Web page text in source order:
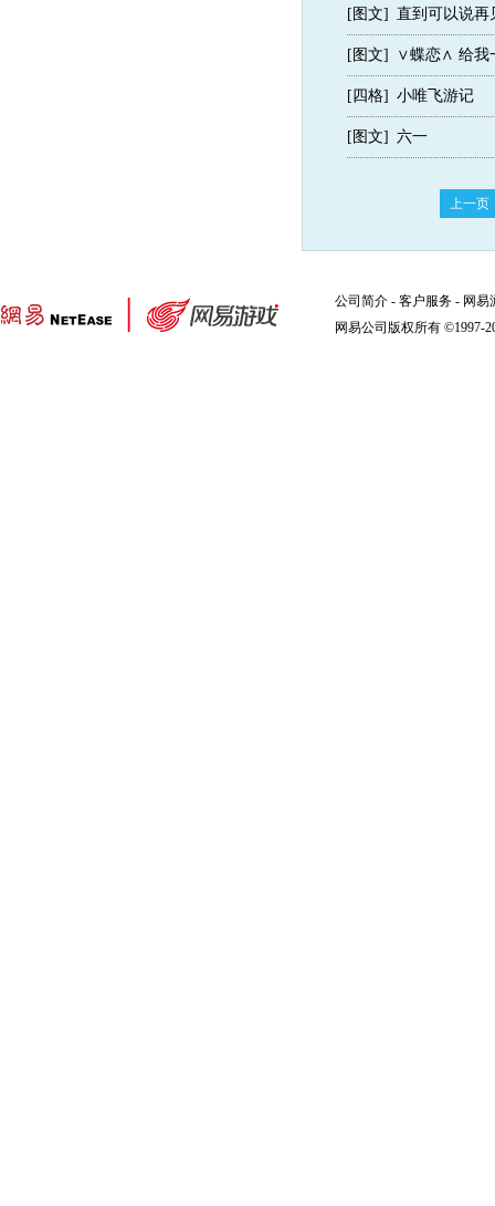
[图文] 直到可以说再
[图文] ∨蝶恋∧ 给我
[四格] 小唯飞游记
[图文] 六一
上一页
公司简介 - 客户服务 - 网易
网易公司版权所有 ©1997-